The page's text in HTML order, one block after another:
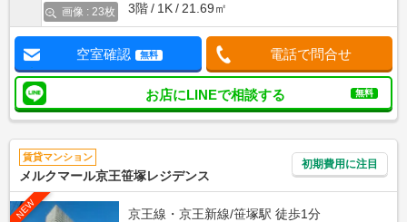
画像 : 23枚
3階
1K 21.69㎡
空室確認 無料 電話で問合せ
お店にLINEで相談する 無料
賃貸マンション
メルクマール京王笹塚レジデンス
初期費用に注目
NEW
京王線・京王新線/笹塚駅 徒歩1分